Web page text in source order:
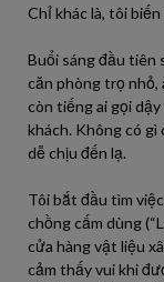
Chỉ khác là, tôi
Buổi sáng đầu tiên
căn phòng trọ nhỏ,
còn tiếng ai gọi
khách. Không có
dễ chịu đến lạ.
Tôi bắt đầu tìm
chồng cấm dùng
cửa hàng vật liệu
cảm thấy vui khi